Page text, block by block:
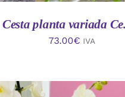
Cesta planta variada
73.00€ IVA